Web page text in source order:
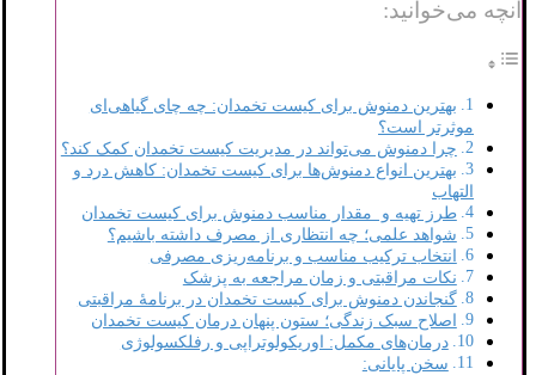
آنچه می‌خوانید:
بهترین دمنوش برای کیست تخمدان: چه چای گیاهی‌ای
موثرتر است؟
چرا دمنوش می‌تواند در مدیریت کیست تخمدان کمک کند؟
بهترین انواع دمنوش‌ها برای کیست تخمدان: کاهش درد و
التهاب
طرز تهیه و مقدار مناسب دمنوش برای کیست تخمدان
شواهد علمی؛ چه انتظاری از مصرف داشته باشیم؟
انتخاب ترکیب مناسب و برنامه‌ریزی مصرفی
نکات مراقبتی و زمان مراجعه به پزشک
گنجاندن دمنوش برای کیست تخمدان در برنامهٔ مراقبتی
اصلاح سبک زندگی؛ ستون پنهان درمان کیست تخمدان
درمان‌های مکمل: اوریکولوتراپی و رفلکسولوژی
سخن پایانی: